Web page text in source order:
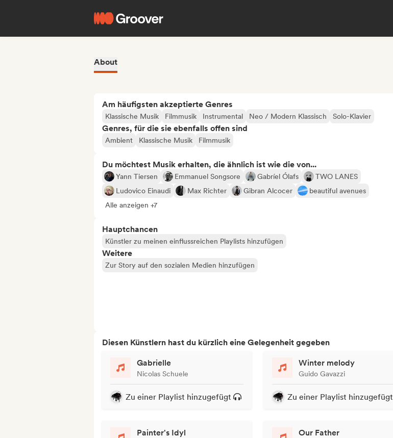
About
Am häufigsten akzeptierte Genres
Klassische Musik Filmmusik Instrumental Neo / Modern Klassisch Solo-Klavier
Genres, für die sie ebenfalls offen sind
Ambient Klassische Musik Filmmusik
Du möchtest Musik erhalten, die ähnlich ist wie die von...
Yann Tiersen Emmanuel Songsore Gabríel Ólafs
TWO LANES
Ludovico Einaudi
Max Richter Gibran Alcocer
beautiful avenues
Alle anzeigen +7
Hauptchancen
Künstler zu meinen einflussreichen Playlists hinzufügen
Weitere
Zur Story auf den sozialen Medien hinzufügen
Diesen Künstlern hast du kürzlich eine Gelegenheit gegeben
Gabrielle
Nicolas Schuele
Zu einer Playlist hinzugefügt
Winter melody
Guido Gavazzi
Zu einer Playlist hinzugefügt
Painter's Idyl Our Father